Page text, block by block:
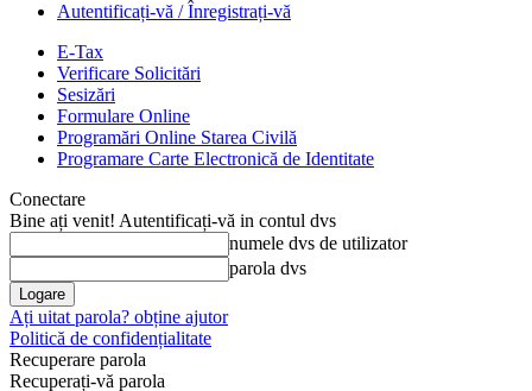
Autentificați-vă / Înregistrați-vă
E-Tax
Verificare Solicitări
Sesizări
Formulare Online
Programări Online Starea Civilă
Programare Carte Electronică de Identitate
Conectare
Bine ați venit! Autentificați-vă in contul dvs
numele dvs de utilizator
parola dvs
Ați uitat parola? obține ajutor
Politică de confidențialitate
Recuperare parola
Recuperați-vă parola